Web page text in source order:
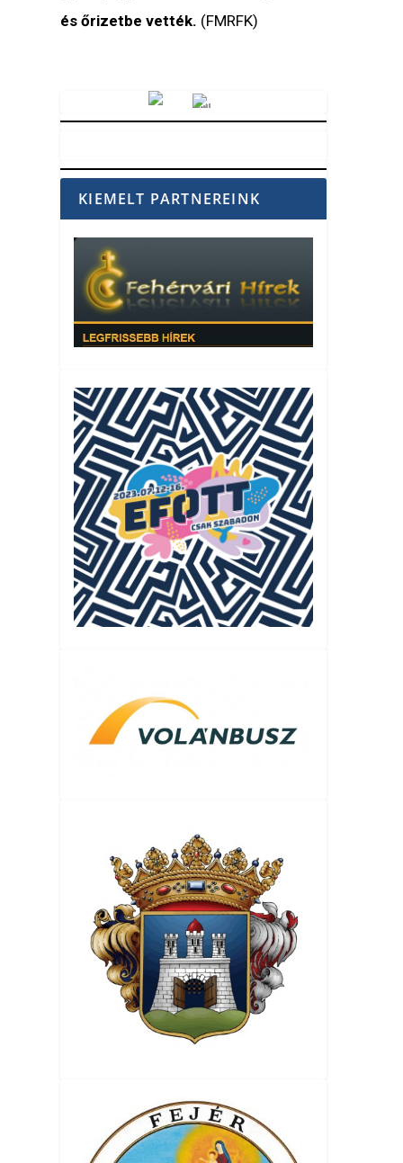
és őrizetbe vették. (FMRFK)
KIEMELT PARTNEREINK